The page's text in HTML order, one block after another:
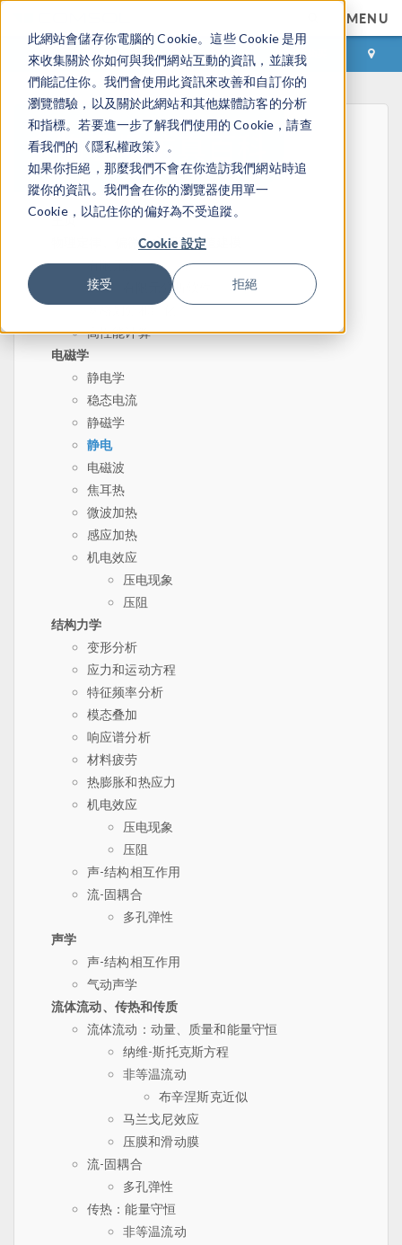
此網站會儲存你電腦的 Cookie。這些 Cookie 是用
來收集關於你如何與我們網站互動的資訊，並讓我
們能記住你。我們會使用此資訊來改善和自訂你的
瀏覽體驗，以及關於此網站和其他媒體訪客的分析
和指標。若要進一步了解我們使用的 Cookie，請查
看我們的《隱私權政策》。
如果你拒絕，那麼我們不會在你造訪我們網站時追
蹤你的資訊。我們會在你的瀏覽器使用單一
Cookie，以記住你的偏好為不受追蹤。
Cookie 設定
接受 拒絕
MENU
登录 咨询与购买
主页
物理定律、偏微分方程和数值建模
有限元法
有限元分析软件
网格划分和细化
高性能计算
电磁学
静电学
稳态电流
静磁学
静电
电磁波
焦耳热
微波加热
感应加热
机电效应
压电现象
压阻
结构力学
变形分析
应力和运动方程
特征频率分析
模态叠加
响应谱分析
材料疲劳
热膨胀和热应力
机电效应
压电现象
压阻
声-结构相互作用
流-固耦合
多孔弹性
声学
声-结构相互作用
气动声学
流体流动、传热和传质
流体流动：动量、质量和能量守恒
纳维-斯托克斯方程
非等温流动
布辛涅斯克近似
马兰戈尼效应
压膜和滑动膜
流-固耦合
多孔弹性
传热：能量守恒
非等温流动